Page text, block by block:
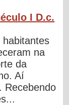
I D.c.
na
da
Aí
Recebendo